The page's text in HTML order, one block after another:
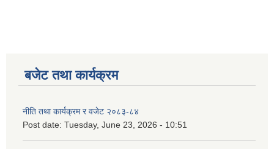
बजेट तथा कार्यक्रम
नीति तथा कार्यक्रम र वजेट २०८३-८४
Post date: Tuesday, June 23, 2026 - 10:51